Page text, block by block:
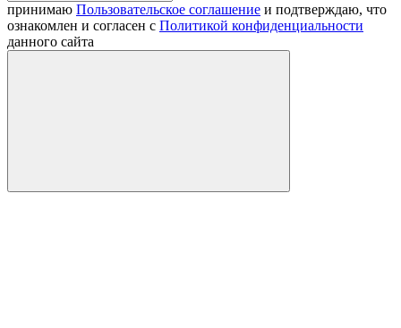
принимаю Пользовательское соглашение и подтверждаю, что
ознакомлен и согласен с Политикой конфиденциальности
данного сайта